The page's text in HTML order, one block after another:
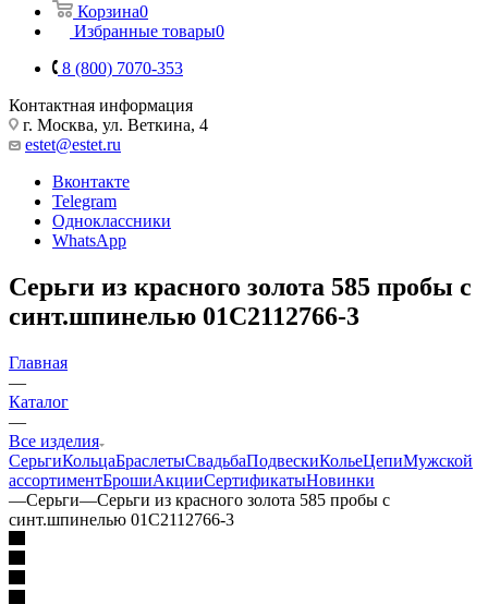
Корзина0
Избранные товары0
8 (800) 7070-353
Контактная информация
г. Москва, ул. Веткина, 4
estet@estet.ru
Вконтакте
Telegram
Одноклассники
WhatsApp
Серьги из красного золота 585 пробы с
синт.шпинелью 01С2112766-3
Главная
—
Каталог
—
Все изделия
СерьгиКольцаБраслетыСвадьбаПодвескиКольеЦепиМужской
ассортиментБрошиАкцииСертификатыНовинки
—Серьги—Серьги из красного золота 585 пробы с
синт.шпинелью 01С2112766-3